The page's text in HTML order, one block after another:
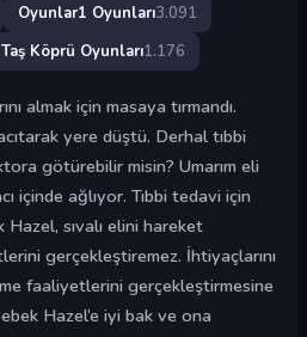
Oyunlar1 Oyunları3.091
Taş Köprü Oyunları1.176
almak için masaya tırmandı.
yere düştü. Derhal tıbbi
götürebilir misin? Umarım eli
içinde ağlıyor. Tıbbi tedavi için
sıvalı elini hareket
gerçekleştiremez. İhtiyaçlarını
faaliyetlerini gerçekleştirmesine
Hazel’e iyi bak ve ona